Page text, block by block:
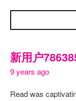
新用户
9 years ago
Read was